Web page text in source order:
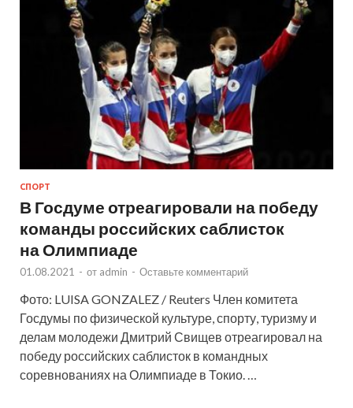
СПОРТ
В Госдуме отреагировали на победу
команды российских саблисток
на Олимпиаде
01.08.2021 - от admin - Оставьте комментарий
Фото: LUISA GONZALEZ / Reuters Член комитета
Госдумы по физической культуре, спорту, туризму и
делам молодежи Дмитрий Свищев отреагировал на
победу российских саблисток в командных
соревнованиях на Олимпиаде в Токио. …